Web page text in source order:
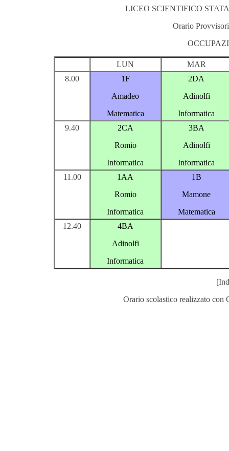
LICEO SCIENTIFICO
Orario
LUN
MAR
8.00
1F
Amadeo
Matematica
2DA
Adinolfi
Informatica
9.40
2CA
Romio
Informatica
3BA
Adinolfi
Informatica
11.00
1AA
Romio
Informatica
1B
Mamone
Matematica
12.40
4BA
Adinolfi
Informatica
Orario scolastico realizzato con